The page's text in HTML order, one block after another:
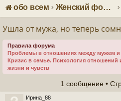
обо всем Женский форум о мужчинах
Ушла от мужа, но теперь
Правила форума
Проблемы в отношениях между мужем
Кризис в семье. Психология
жизни и чувств
1 сообщение •
Ирина_88